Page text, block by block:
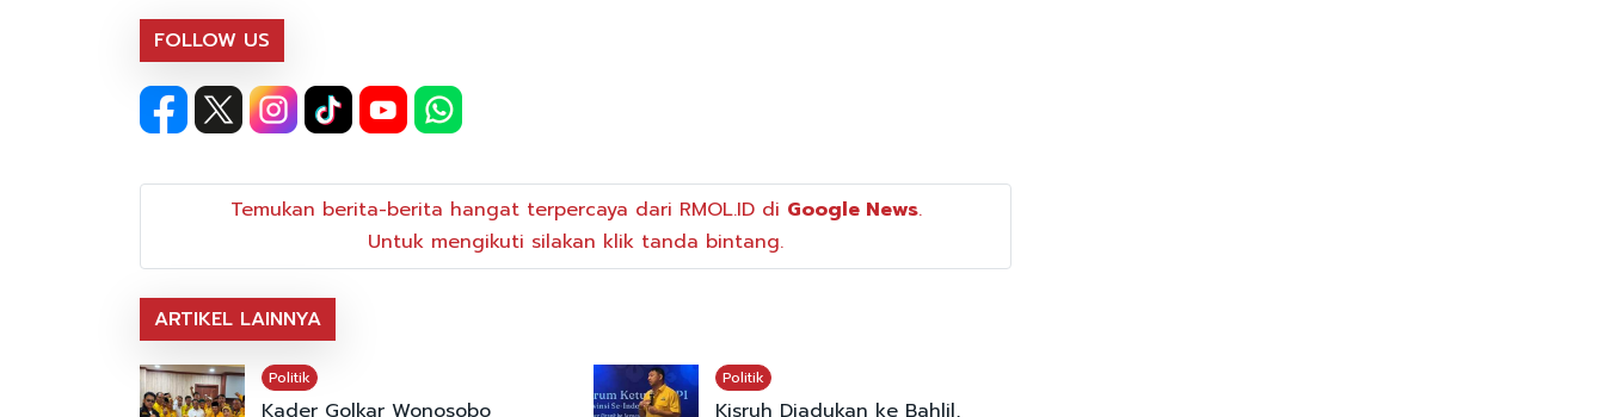
FOLLOW US
Temukan berita-berita hangat terpercaya dari RMOL.ID di Google News.
Untuk mengikuti silakan klik tanda bintang.
ARTIKEL LAINNYA
Politik Politik